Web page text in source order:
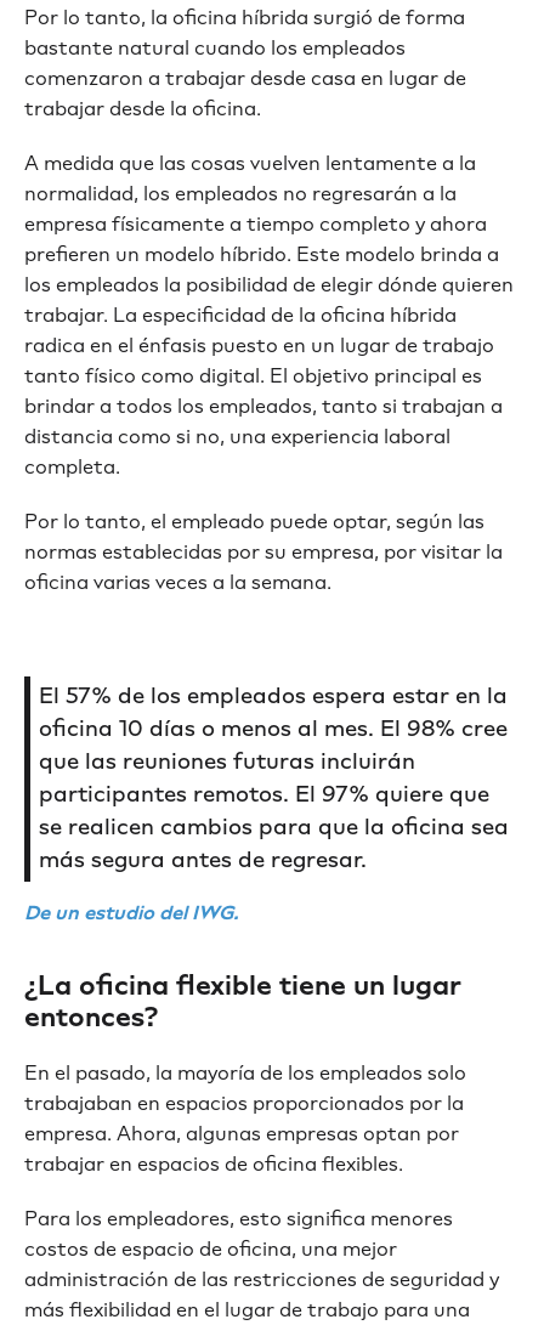
Por lo tanto, la oficina híbrida surgió de forma
bastante natural cuando los empleados
comenzaron a trabajar desde casa en lugar de
trabajar desde la oficina.
A medida que las cosas vuelven lentamente a la
normalidad, los empleados no regresarán a la
empresa físicamente a tiempo completo y ahora
prefieren un modelo híbrido. Este modelo brinda a
los empleados la posibilidad de elegir dónde quieren
trabajar. La especificidad de la oficina híbrida
radica en el énfasis puesto en un lugar de trabajo
tanto físico como digital. El objetivo principal es
brindar a todos los empleados, tanto si trabajan a
distancia como si no, una experiencia laboral
completa.
Por lo tanto, el empleado puede optar, según las
normas establecidas por su empresa, por visitar la
oficina varias veces a la semana.
El 57% de los empleados espera estar en la
oficina 10 días o menos al mes. El 98% cree
que las reuniones futuras incluirán
participantes remotos. El 97% quiere que
se realicen cambios para que la oficina sea
más segura antes de regresar.
De un estudio del IWG.
¿La oficina flexible tiene un lugar
entonces?
En el pasado, la mayoría de los empleados solo
trabajaban en espacios proporcionados por la
empresa. Ahora, algunas empresas optan por
trabajar en espacios de oficina flexibles.
Para los empleadores, esto significa menores
costos de espacio de oficina, una mejor
administración de las restricciones de seguridad y
más flexibilidad en el lugar de trabajo para una